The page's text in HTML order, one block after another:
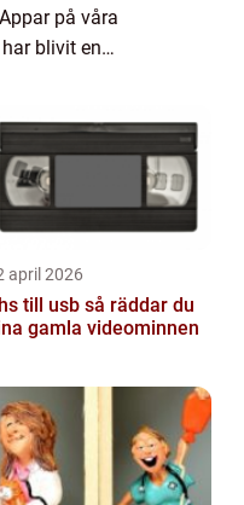
på våra
blivit en
kommunicera,
april 2026
usb så räddar du
gamla videominnen